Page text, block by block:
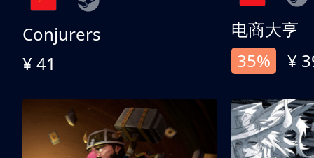
Conjurers
¥ 41
电商大亨
35%
¥